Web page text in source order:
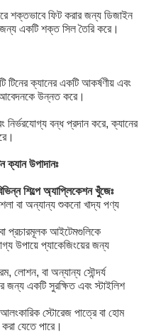
শক্তভাবে ফিট করার জন্য ডিজাইন
একটি শক্ত সিল তৈরি করে।
টিনের ক্যানের একটি আকর্ষণীয় এবং
আবেদনকে উন্নত করে।
নির্ভরযোগ্য বন্ধ প্রদান করে, ক্যানের
ক্যান উপাদানঃ
শিল্পে অ্যাপ্লিকেশন খুঁজেঃ
বা অন্যান্য শুকনো খাদ্য পণ্য
প্রচারমূলক আইটেমগুলিকে
উপায়ে প্যাকেজিংয়ের জন্য
লোশন, বা অন্যান্য সৌন্দর্য
জন্য একটি সুরক্ষিত এবং স্টাইলিশ
স্টোরেজ পাত্রে বা হোম
যেতে পারে।